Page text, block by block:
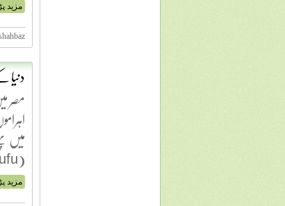
مزید
میں
(Khufu) یا چیوپس (Cheops...
مزید